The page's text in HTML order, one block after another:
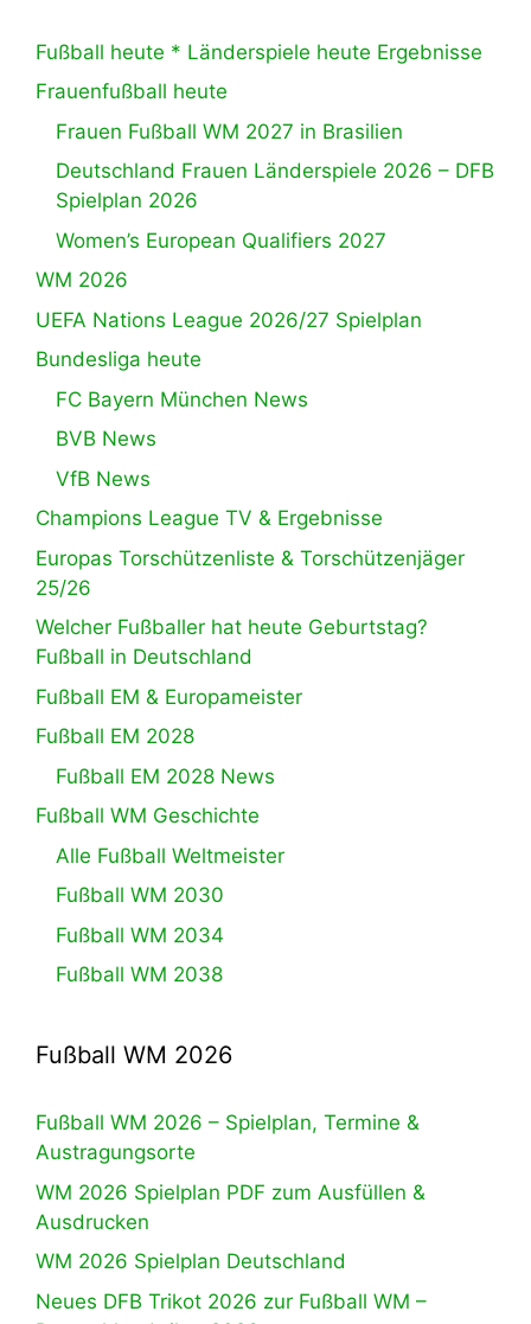
Fußball heute * Länderspiele heute Ergebnisse
Frauenfußball heute
Frauen Fußball WM 2027 in Brasilien
Deutschland Frauen Länderspiele 2026 – DFB
Spielplan 2026
Women’s European Qualifiers 2027
WM 2026
UEFA Nations League 2026/27 Spielplan
Bundesliga heute
FC Bayern München News
BVB News
VfB News
Champions League TV & Ergebnisse
Europas Torschützenliste & Torschützenjäger
25/26
Welcher Fußballer hat heute Geburtstag?
Fußball in Deutschland
Fußball EM & Europameister
Fußball EM 2028
Fußball EM 2028 News
Fußball WM Geschichte
Alle Fußball Weltmeister
Fußball WM 2030
Fußball WM 2034
Fußball WM 2038
Fußball WM 2026
Fußball WM 2026 – Spielplan, Termine &
Austragungsorte
WM 2026 Spielplan PDF zum Ausfüllen &
Ausdrucken
WM 2026 Spielplan Deutschland
Neues DFB Trikot 2026 zur Fußball WM –